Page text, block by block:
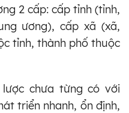
2 cấp: cấp tỉnh (tỉnh,
ương), cấp xã (xã,
tỉnh, thành phố thuộc
chưa từng có với
triển nhanh, ổn định,